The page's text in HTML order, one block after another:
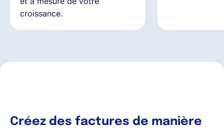
croissance.
Créez des factures de manière